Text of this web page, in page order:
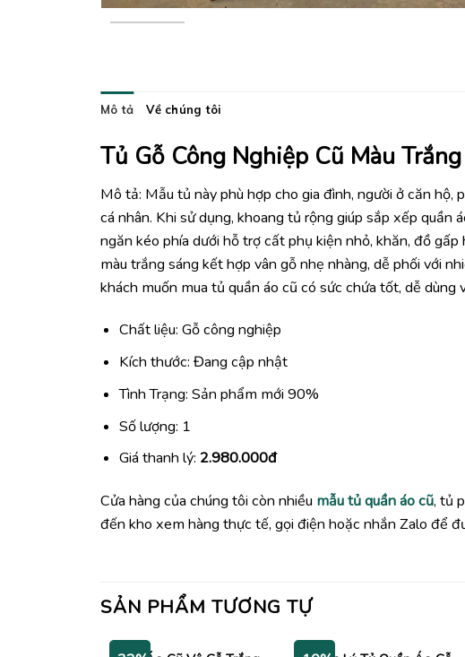
Mô tả Về chúng tôi
Tủ Gỗ Công Nghiệp Cũ Màu
Mô tả: Mẫu tủ này phù hợp cho gia đình, người ở căn
cá nhân. Khi sử dụng, khoang tủ rộng giúp sắp xếp
ngăn kéo phía dưới hỗ trợ cất phụ kiện nhỏ, khăn, đồ
màu trắng sáng kết hợp vân gỗ nhẹ nhàng, dễ phối với
khách muốn mua tủ quần áo cũ có sức chứa tốt, dễ dùng
Chất liệu: Gỗ công nghiệp
Kích thước: Đang cập nhật
Tình Trạng: Sản phẩm mới 90%
Số lượng: 1
Giá thanh lý: 2.980.000đ
Cửa hàng của chúng tôi còn nhiều mẫu tủ quần áo cũ, tủ
đến kho xem hàng thực tế, gọi điện hoặc nhắn Zalo để
SẢN PHẨM TƯƠNG TỰ